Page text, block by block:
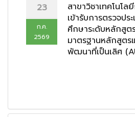
23
ก.ค.
2569
สาขาวิชาเทคโนโ
เข้ารับการตรวจป
ศึกษาระดับหลักสู
มาตรฐานหลักสูตร
พัฒนาที่เป็นเลิศ